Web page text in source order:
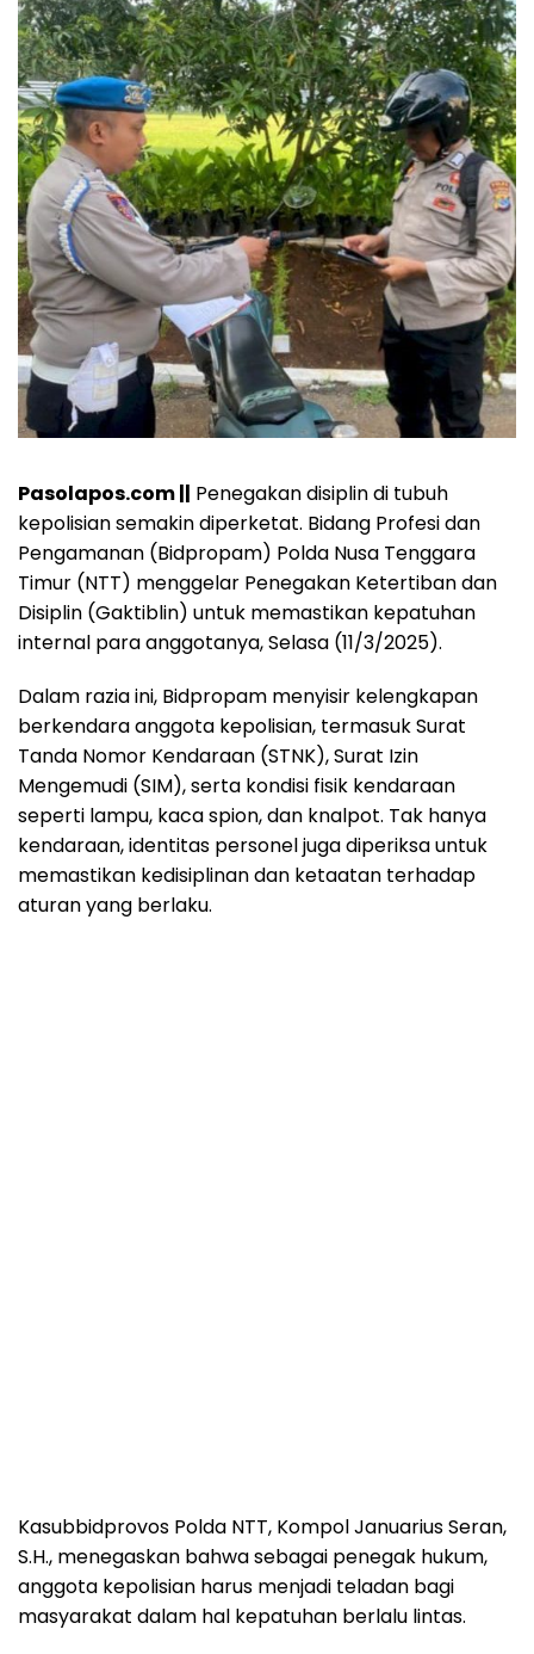
Pasolapos.com || Penegakan disiplin di tubuh
kepolisian semakin diperketat. Bidang Profesi dan
Pengamanan (Bidpropam) Polda Nusa Tenggara
Timur (NTT) menggelar Penegakan Ketertiban dan
Disiplin (Gaktiblin) untuk memastikan kepatuhan
internal para anggotanya, Selasa (11/3/2025).
Dalam razia ini, Bidpropam menyisir kelengkapan
berkendara anggota kepolisian, termasuk Surat
Tanda Nomor Kendaraan (STNK), Surat Izin
Mengemudi (SIM), serta kondisi fisik kendaraan
seperti lampu, kaca spion, dan knalpot. Tak hanya
kendaraan, identitas personel juga diperiksa untuk
memastikan kedisiplinan dan ketaatan terhadap
aturan yang berlaku.
Kasubbidprovos Polda NTT, Kompol Januarius Seran,
S.H., menegaskan bahwa sebagai penegak hukum,
anggota kepolisian harus menjadi teladan bagi
masyarakat dalam hal kepatuhan berlalu lintas.